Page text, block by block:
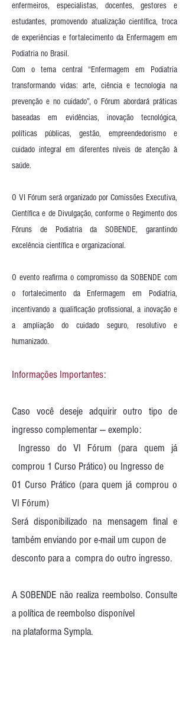
enfermeiros, especialistas, docentes, gestores e
estudantes, promovendo atualização científica, troca
de experiências e fortalecimento da Enfermagem em
Podiatria no Brasil.
Com o tema central “Enfermagem em Podiatria
transformando vidas: arte, ciência e tecnologia na
prevenção e no cuidado”, o Fórum abordará práticas
baseadas em evidências, inovação tecnológica,
políticas públicas, gestão, empreendedorismo e
cuidado integral em diferentes níveis de atenção à
saúde.
O VI Fórum será organizado por Comissões Executiva,
Científica e de Divulgação, conforme o Regimento dos
Fóruns de Podiatria da SOBENDE, garantindo
excelência científica e organizacional.
O evento reafirma o compromisso da SOBENDE com
o fortalecimento da Enfermagem em Podiatria,
incentivando a qualificação profissional, a inovação e
a ampliação do cuidado seguro, resolutivo e
humanizado.
Informações Importantes:
Caso você deseje adquirir outro tipo de
ingresso complementar — exemplo:
Ingresso do VI Fórum (para quem já
comprou 1 Curso Prático) ou Ingresso de
01 Curso Prático (para quem já comprou o
VI Fórum)
Será disponibilizado na mensagem final e
também enviando por e-mail um cupon de
desconto para a compra do outro ingresso.
A SOBENDE não realiza reembolso. Consulte
a política de reembolso disponível
na plataforma Sympla.